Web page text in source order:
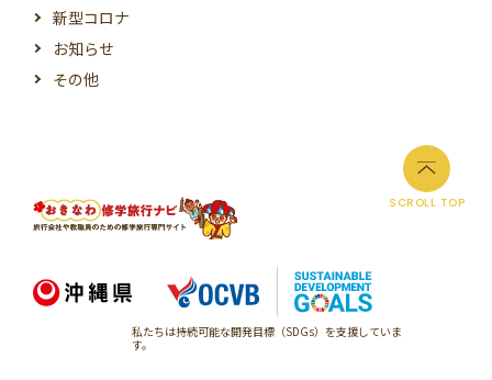
新型コロナ
お知らせ
その他
SCROLL TOP
私たちは持続可能な開発目標（SDGs）を支援していま
す。